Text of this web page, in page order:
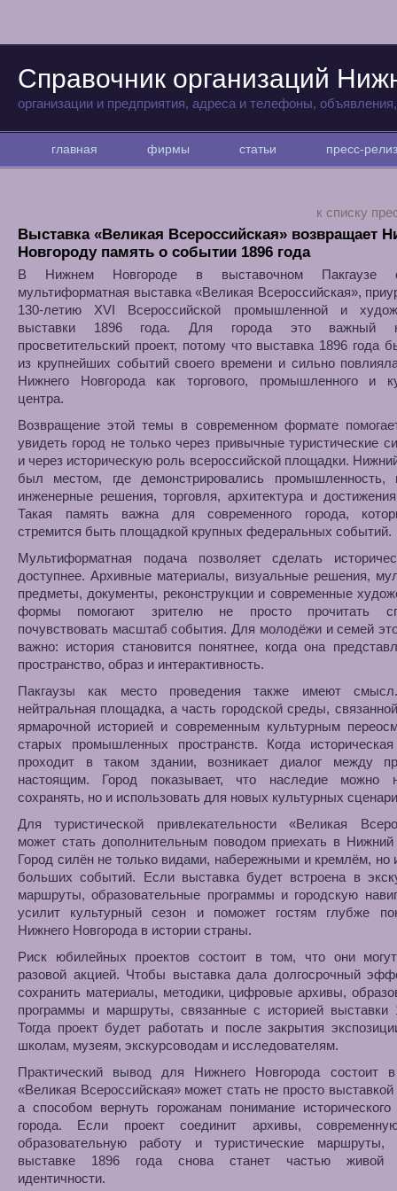
Справочник организаций
организации и предприятия, адреса и телефоны,
главная фирмы статьи пресс-
к списку
Выставка «Великая Всероссийская» возвращает
Новгороду память о событии 1896 года
В Нижнем Новгороде в выставочном Пакгаузе
мультиформатная выставка «Великая Всероссийская»,
130-летию XVI Всероссийской промышленной и
выставки 1896 года. Для города это важный
просветительский проект, потому что выставка 1896 года
из крупнейших событий своего времени и сильно
Нижнего Новгорода как торгового, промышленного и
центра.
Возвращение этой темы в современном формате
увидеть город не только через привычные туристические
и через историческую роль всероссийской площадки.
был местом, где демонстрировались промышленность,
инженерные решения, торговля, архитектура и
Такая память важна для современного города,
стремится быть площадкой крупных федеральных событий.
Мультиформатная подача позволяет сделать
доступнее. Архивные материалы, визуальные решения,
предметы, документы, реконструкции и современные
формы помогают зрителю не просто прочитать
почувствовать масштаб события. Для молодёжи и семей
важно: история становится понятнее, когда она
пространство, образ и интерактивность.
Пакгаузы как место проведения также имеют
нейтральная площадка, а часть городской среды,
ярмарочной историей и современным культурным
старых промышленных пространств. Когда
проходит в таком здании, возникает диалог между
настоящим. Город показывает, что наследие можно
сохранять, но и использовать для новых культурных
Для туристической привлекательности «Великая
может стать дополнительным поводом приехать в Нижний
Город силён не только видами, набережными и кремлём, но
больших событий. Если выставка будет встроена в
маршруты, образовательные программы и городскую
усилит культурный сезон и поможет гостям глубже
Нижнего Новгорода в истории страны.
Риск юбилейных проектов состоит в том, что они
разовой акцией. Чтобы выставка дала долгосрочный
сохранить материалы, методики, цифровые архивы,
программы и маршруты, связанные с историей выставки
Тогда проект будет работать и после закрытия
школам, музеям, экскурсоводам и исследователям.
Практический вывод для Нижнего Новгорода состоит
«Великая Всероссийская» может стать не просто
а способом вернуть горожанам понимание
города. Если проект соединит архивы,
образовательную работу и туристические
выставке 1896 года снова станет частью живой
идентичности.